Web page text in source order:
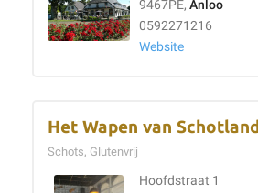
9467PE, Anloo
0592271216
Website
Het Wapen van Schotland
Schots, Glutenvrij
Hoofdstraat 1